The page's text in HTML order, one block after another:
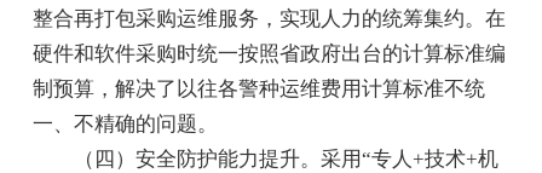
整合再打包采购运维服务，实现人力的统筹集约。在
硬件和软件采购时统一按照省政府出台的计算标准编
制预算，解决了以往各警种运维费用计算标准不统
一、不精确的问题。
（四）安全防护能力提升。采用“专人+技术+机